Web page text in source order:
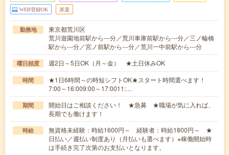
WEB登録OK 派遣
勤務地
東京都荒川区
荒川遊園地前駅から---分／荒川車庫前駅から---分／三ノ輪橋
駅から---分／宮ノ前駅から---分／荒川一中前駅から---分
曜日頻度 週2日～5日OK（月～金） ★土日休みOK
時間
★1日6時間～の時短シフトOK★スタート時間選べます！
7:00～16:009:00～17:0011:…
期間
開始日はご相談ください！ ★急募 ★職場が気に入れば、
長期でも働けます！
時給
無資格未経験：時給1600円～ 経験者：時給1800円～ ★
日払い／週払い制度あり（月払いも選べます）※稼働開始時
は手続き完了次第のお支払いとなります。